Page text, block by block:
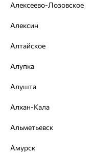
Плетение:
Цвет металла:
Страна происхождения:
Вес металла:
Гарантия и возврат
Алексеево-Лозовское
Алексин
Алтайское
Алупка
Алушта
Алхан-Кала
Альметьевск
Амурск